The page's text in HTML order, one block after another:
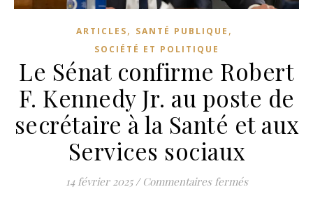
ARTICLES, SANTÉ PUBLIQUE ,
SOCIÉTÉ ET POLITIQUE
Le Sénat confirme Robert
F. Kennedy Jr. au poste de
secrétaire à la Santé et aux
Services sociaux
14 février 2025 / Commentaires ferméssur Le Sénat